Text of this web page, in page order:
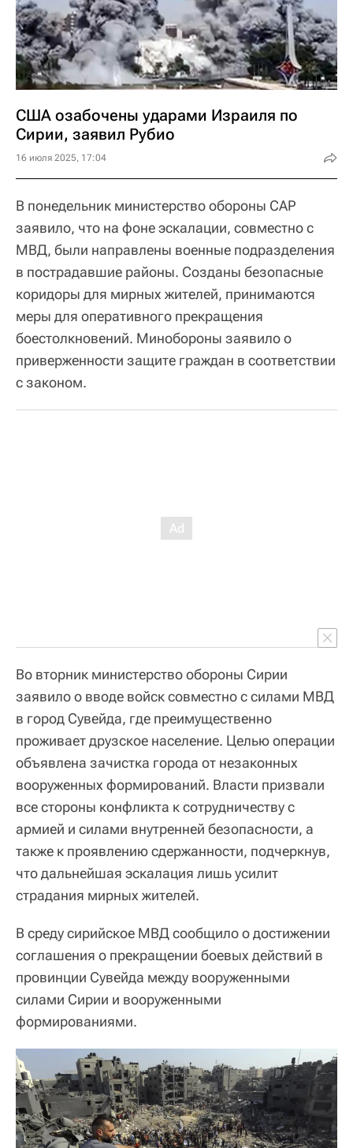
США озабочены ударами Израиля по
Сирии, заявил Рубио
16 июля 2025, 17:04
В понедельник министерство обороны САР
заявило, что на фоне эскалации, совместно с
МВД, были направлены военные подразделения
в пострадавшие районы. Созданы безопасные
коридоры для мирных жителей, принимаются
меры для оперативного прекращения
боестолкновений. Минобороны заявило о
приверженности защите граждан в соответствии
с законом.
Во вторник министерство обороны Сирии
заявило о вводе войск совместно с силами МВД
в город Сувейда, где преимущественно
проживает друзское население. Целью операции
объявлена зачистка города от незаконных
вооруженных формирований. Власти призвали
все стороны конфликта к сотрудничеству с
армией и силами внутренней безопасности, а
также к проявлению сдержанности, подчеркнув,
что дальнейшая эскалация лишь усилит
страдания мирных жителей.
В среду сирийское МВД сообщило о достижении
соглашения о прекращении боевых действий в
провинции Сувейда между вооруженными
силами Сирии и вооруженными
формированиями.